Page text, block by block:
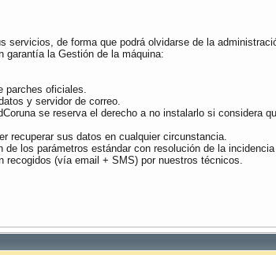
servicios, de forma que podrá olvidarse de la
garantía la Gestión de la máquina:
parches oficiales.
y servidor de correo.
se reserva el derecho a no instalarlo si considera
recuperar sus datos en cualquier circunstancia.
los parámetros estándar con resolución de la
recogidos (vía email + SMS) por nuestros técnicos.